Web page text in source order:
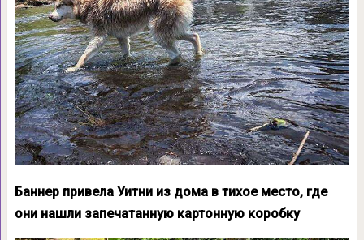
Баннер привела Уитни из дома в тихое место, где
они нашли запечатанную картонную коробку